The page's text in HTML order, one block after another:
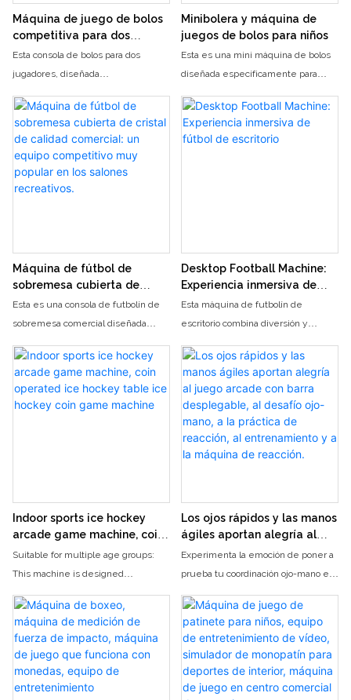
Máquina de juego de bolos
competitiva para dos
jugadores y campeona de
bolos
Esta consola de bolos para dos
jugadores, diseñada
recreativos y salas de juegos, se
inspira en el concepto de
"BOWLING CHAMP". Cuenta con un
diseño de doble pista y efectos de
iluminación coloridos, además de
Permite partidas competitivas de
dos jugadores, es fácil de usar y
apta para todas las edades,
convirtiéndose en un dispositivo
aumenta los ingresos del local.
Minibolera y máquina de
juegos de bolos para niños
Esta es una mini máquina de bolos
diseñada específicamente para
MINI". Presenta un simpático diseño
de dibujos animados y una
cómodo. Es fácil de usar y apta para
niños de 3 a 12 años. Ayuda a
ejercitar la coordinación mano-ojo y
fomenta el interés por el deporte,
popular para parques de atracciones
y áreas de videojuegos infantiles.
Máquina de fútbol de
sobremesa cubierta de
cristal de calidad comercial:
un equipo competitivo muy
recreativos.
Esta es una consola de futbolín de
sobremesa comercial diseñada
recreativos, salas de juegos y
locales de ocio. Su diseño con
cubierta de cristal totalmente
intensos partidos de futbolín. La
consola cuenta con iluminación
atractiva y marcadores electrónicos
que sincronizan los resultados en
competitivo vibrante. Es una opción
de alta calidad para atraer clientes y
aumentar los ingresos del local.
Desktop Football Machine:
Experiencia inmersiva de
fútbol de escritorio
Esta máquina de futbolín de
escritorio combina diversión y
de fútbol real. Su cubierta
protectora transparente garantiza la
seguridad y no interfiere con las
emocionantes batallas. Su colorida
apariencia, combinada con
elementos futbolísticos, es ideal
permitiéndole comenzar un partido
de futbolín en cualquier momento y
disfrutar de la divertida interacción
entre padres e hijos y la
diseño de mesa estable, sus
múltiples juegos de palancas
controlan con flexibilidad a los
jugadores, realizando pases y tiros
con precisión, recuperando la
Indoor sports ice hockey
arcade game machine, coin
operated ice hockey table
ice hockey coin game
Suitable for multiple age groups:
This machine is designed
above, making it an ideal attraction
for family play centers and
entertainment venues catering to
different age groups
Los ojos rápidos y las manos
ágiles aportan alegría al
juego arcade con barra
desplegable, al desafío ojo-
reacción, al entrenamiento y
a la máquina de reacción.
Experimenta la emoción de poner a
prueba tu coordinación ojo-mano en
desplegable, donde reflejos rápidos
y manos ágiles pueden llevarte a la
victoria. Esta desafiante máquina
ofrece una forma divertida y
atractiva de mejorar tus habilidades